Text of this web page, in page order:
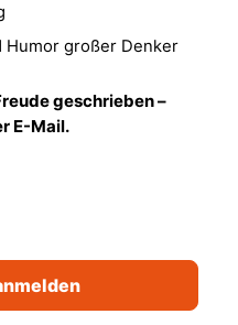
Humor großer Denker
geschrieben –
E-Mail.